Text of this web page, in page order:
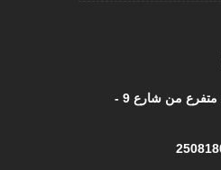
العنوان : محطة التجاريين - 5 شارع 54 متفرع من شارع 9 -